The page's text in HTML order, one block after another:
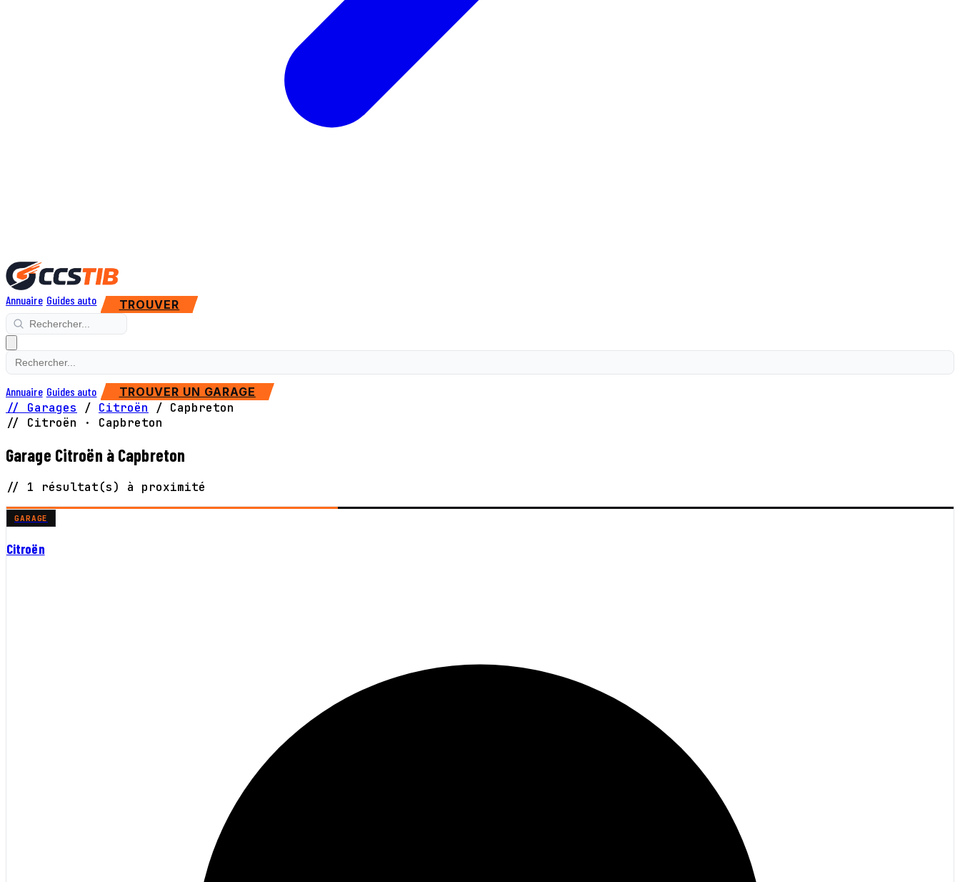
Annuaire Guides auto TROUVER
Annuaire Guides auto TROUVER UN GARAGE
// Garages / Citroën / Capbreton
// Citroën · Capbreton
Garage Citroën à Capbreton
// 1 résultat(s) à proximité
GARAGE
Citroën